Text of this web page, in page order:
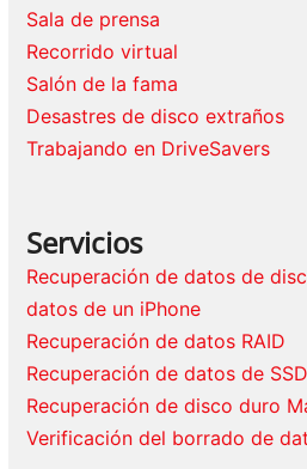
Sala de prensa
Recorrido virtual
Salón de la fama
Desastres de disco extraños
Trabajando en DriveSavers
Servicios
Recuperación de datos de
datos de un iPhone
Recuperación de datos RAID
Recuperación de datos de SSD
Recuperación de disco duro
Verificación del borrado de